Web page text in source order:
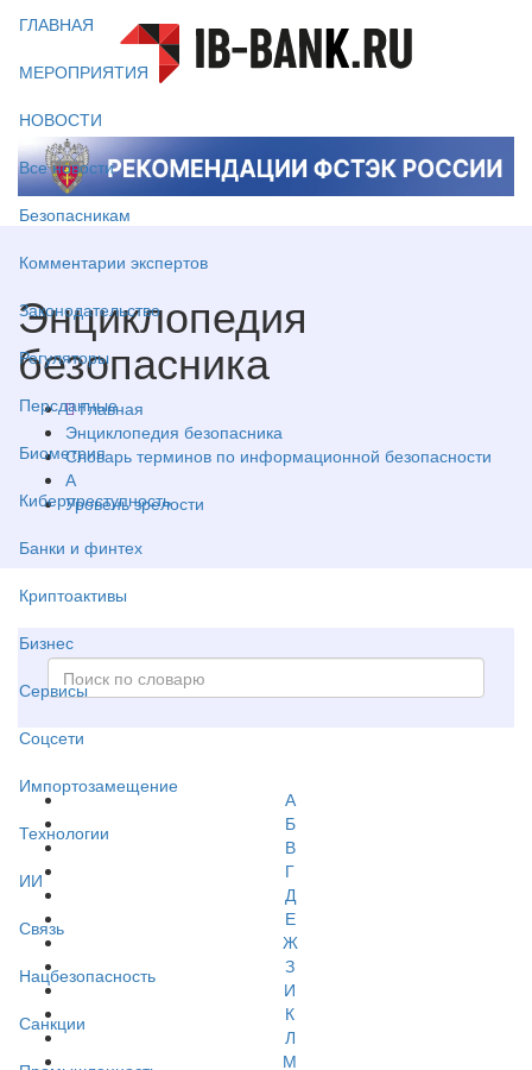
ГЛАВНАЯ
МЕРОПРИЯТИЯ
НОВОСТИ
Все новости
Безопасникам
Комментарии экспертов
Законодательство
Регуляторы
Персданные
Биометрия
Киберпреступность
Банки и финтех
Криптоактивы
Бизнес
Сервисы
Соцсети
Импортозамещение
Технологии
ИИ
Связь
Нацбезопасность
Санкции
Энциклопедия
безопасника
Главная
Энциклопедия безопасника
Словарь терминов по информационной безопасности
А
Уровень зрелости
А
Б
В
Г
Д
Е
Ж
З
И
К
Л
М